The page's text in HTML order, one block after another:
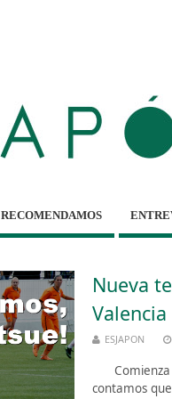
RECOMENDAMOS
Nueva
Valencia
ESJAPON
Comienza
contamos